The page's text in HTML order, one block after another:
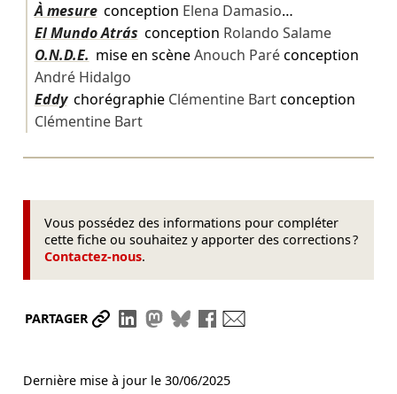
À mesureconception Elena Damasio…
El Mundo Atrás conception Rolando Salame
O.N.D.E. mise en scèneAnouch Paréconception
André Hidalgo
Eddychorégraphie Clémentine Bartconception
Clémentine Bart
Vous possédez des informations pour compléter
cette fiche ou souhaitez y apporter des corrections ?
Contactez-nous.
PARTAGER Partager le lien
Partager sur LinkedIn
Partager sur Mastodon
Partager sur Bluesky
Partager sur Facebook
Dernière mise à jour le 30/06/2025